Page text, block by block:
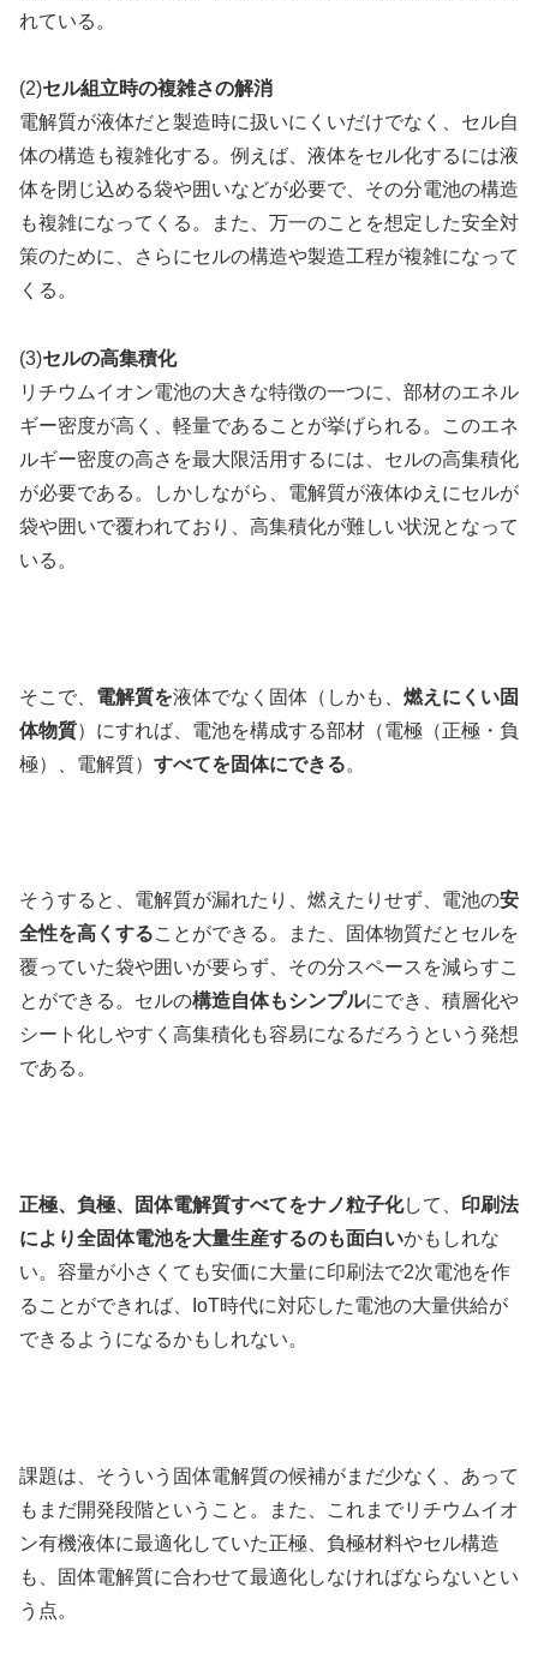
れている。
(2)セル組立時の複雑さの解消
電解質が液体だと製造時に扱いにくいだけでなく、セル自
体の構造も複雑化する。例えば、液体をセル化するには液
体を閉じ込める袋や囲いなどが必要で、その分電池の構造
も複雑になってくる。また、万一のことを想定した安全対
策のために、さらにセルの構造や製造工程が複雑になって
くる。
(3)セルの高集積化
リチウムイオン電池の大きな特徴の一つに、部材のエネル
ギー密度が高く、軽量であることが挙げられる。このエネ
ルギー密度の高さを最大限活用するには、セルの高集積化
が必要である。しかしながら、電解質が液体ゆえにセルが
袋や囲いで覆われており、高集積化が難しい状況となって
いる。
そこで、 電解質を液体でなく固体（しかも、 燃えにくい固
体物質）にすれば、電池を構成する部材（電極（正極・負
極）、電解質） すべてを固体にできる。
そうすると、電解質が漏れたり、燃えたりせず、電池の安
全性を高くすることができる。また、固体物質だとセルを
覆っていた袋や囲いが要らず、その分スペースを減らすこ
とができる。セルの構造自体もシンプルにでき、積層化や
シート化しやすく高集積化も容易になるだろうという発想
である。
正極、負極、固体電解質すべてをナノ粒子化して、 印刷法
により全固体電池を大量生産するのも面白いかもしれな
い。容量が小さくても安価に大量に印刷法で2次電池を作
ることができれば、IoT時代に対応した電池の大量供給が
できるようになるかもしれない。
課題は、そういう固体電解質の候補がまだ少なく、あって
もまだ開発段階ということ。また、これまでリチウムイオ
ン有機液体に最適化していた正極、負極材料やセル構造
も、固体電解質に合わせて最適化しなければならないとい
う点。